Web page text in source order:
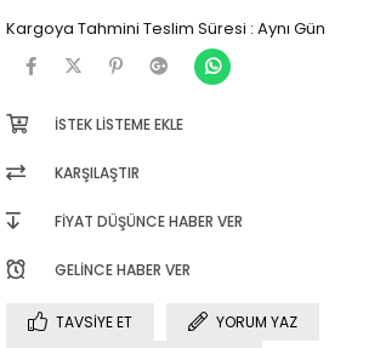
Kargoya Tahmini Teslim Süresi : Aynı Gün
İSTEK LISTEME EKLE
KARŞILAŞTIR
FIYAT DÜŞÜNCE HABER VER
GELINCE HABER VER
TAVSIYE ET
YORUM YAZ